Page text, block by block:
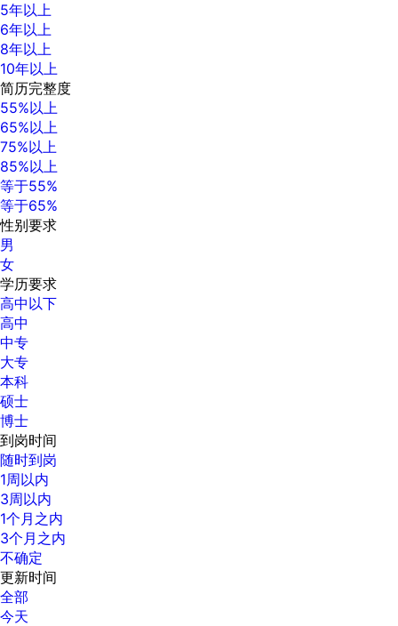
5年以上
6年以上
8年以上
10年以上
简历完整度
55%以上
65%以上
75%以上
85%以上
等于55%
等于65%
性别要求
男
女
学历要求
高中以下
高中
中专
大专
本科
硕士
博士
到岗时间
随时到岗
1周以内
3周以内
1个月之内
3个月之内
不确定
更新时间
全部
今天